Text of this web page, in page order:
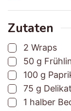
i
u
n
g
s
z
e
i
u
n
g
s
z
e
t
e
i
t
Zutaten
▢
2 Wraps
▢
50 g
▢
100 g
▢
75 g
▢
1 halber